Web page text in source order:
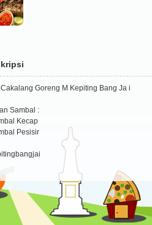
Cakalang Goreng M Kepiting Bang Ja i
Sambal :
Kecap
Pesisir